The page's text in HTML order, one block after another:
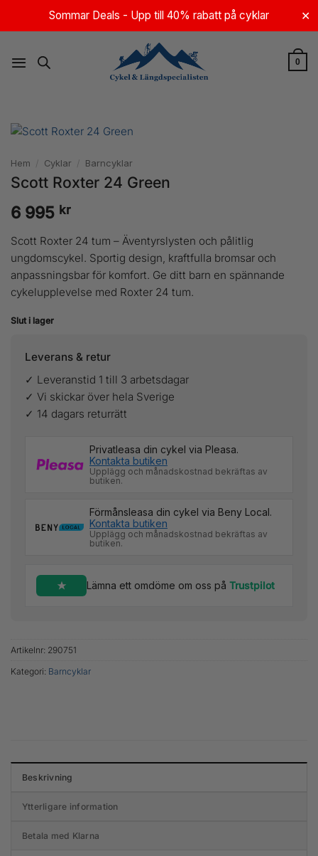
Sommar Deals - Upp till 40% rabatt på cyklar ✕
0
Hem / Cyklar / Barncyklar
Scott Roxter 24 Green
6 995 kr
Scott Roxter 24 tum – Äventyrslysten och pålitlig
ungdomscykel. Sportig design, kraftfulla bromsar och
anpassningsbar för komfort. Ge ditt barn en spännande
cykelupplevelse med Roxter 24 tum.
Slut i lager
Leverans & retur
✓ Leveranstid 1 till 3 arbetsdagar
✓ Vi skickar över hela Sverige
✓ 14 dagars returrätt
Privatleasa din cykel via Pleasa.
Kontakta butiken
Upplägg och månadskostnad bekräftas av
butiken.
Förmånsleasa din cykel via Beny Local.
Kontakta butiken
Upplägg och månadskostnad bekräftas av
butiken.
Lämna ett omdöme om oss på Trustpilot
Artikelnr: 290751
Kategori: Barncyklar
Beskrivning
Ytterligare information
Betala med Klarna